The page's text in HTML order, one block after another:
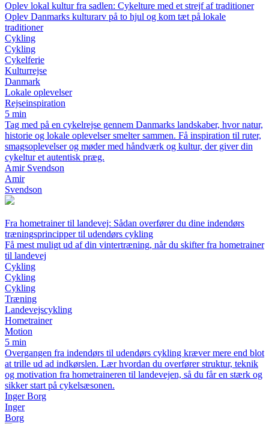
Oplev lokal kultur fra sadlen: Cykelture med et strejf af traditioner
Oplev Danmarks kulturarv på to hjul og kom tæt på lokale
traditioner
Cykling
Cykling
Cykelferie
Kulturrejse
Danmark
Lokale oplevelser
Rejseinspiration
5 min
Tag med på en cykelrejse gennem Danmarks landskaber, hvor natur,
historie og lokale oplevelser smelter sammen. Få inspiration til ruter,
smagsoplevelser og møder med håndværk og kultur, der giver din
cykeltur et autentisk præg.
Amir Svendson
Amir
Svendson
Fra hometrainer til landevej: Sådan overfører du dine indendørs
træningsprincipper til udendørs cykling
Få mest muligt ud af din vintertræning, når du skifter fra hometrainer
til landevej
Cykling
Cykling
Cykling
Træning
Landevejscykling
Hometrainer
Motion
5 min
Overgangen fra indendørs til udendørs cykling kræver mere end blot
at trille ud ad indkørslen. Lær hvordan du overfører struktur, teknik
og motivation fra hometraineren til landevejen, så du får en stærk og
sikker start på cykelsæsonen.
Inger Borg
Inger
Borg